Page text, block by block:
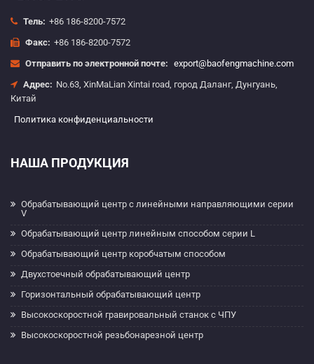
Тель: +86 186-8200-7572
Факс: +86 186-8200-7572
Отправить по электронной почте: export@baofengmachine.com
Адрес: No.63, XinMaLian Xintai road, город Даланг, Дунгуань,
Китай
Политика конфиденциальности
НАША ПРОДУКЦИЯ
Обрабатывающий центр с линейными направляющими серии
V
Обрабатывающий центр линейным способом серии L
Обрабатывающий центр коробчатым способом
Двухстоечный обрабатывающий центр
Горизонтальный обрабатывающий центр
Высокоскоростной гравировальный станок с ЧПУ
Высокоскоростной резьбонарезной центр